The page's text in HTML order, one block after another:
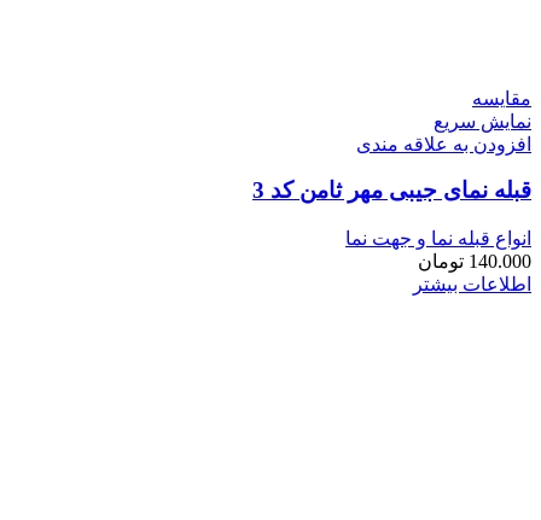
مقايسه
نمایش سریع
افزودن به علاقه مندی
قبله نمای جیبی مهر ثامن کد 3
انواع قبله نما و جهت نما
140.000 تومان
اطلاعات بیشتر